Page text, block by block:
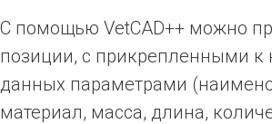
С помощью VetCAD++ можно
позиции, с прикрепленными к
данных параметрами
материал, масса, длина,